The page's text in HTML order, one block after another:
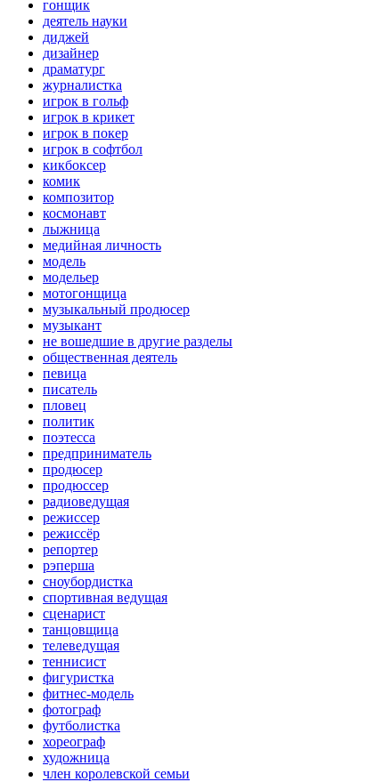
гонщик
деятель науки
диджей
дизайнер
драматург
журналистка
игрок в гольф
игрок в крикет
игрок в покер
игрок в софтбол
кикбоксер
комик
композитор
космонавт
лыжница
медийная личность
модель
модельер
мотогонщица
музыкальный продюсер
музыкант
не вошедшие в другие разделы
общественная деятель
певица
писатель
пловец
политик
поэтесса
предприниматель
продюсер
продюссер
радиоведущая
режиссер
режиссёр
репортер
рэперша
сноубордистка
спортивная ведущая
сценарист
танцовщица
телеведущая
теннисист
фигуристка
фитнес-модель
фотограф
футболистка
хореограф
художница
член королевской семьи